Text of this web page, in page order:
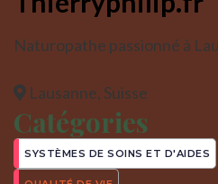
Naturopathe passionné à
Lausanne, Suisse
Catégories
SYSTÈMES DE SOINS ET D'AIDES